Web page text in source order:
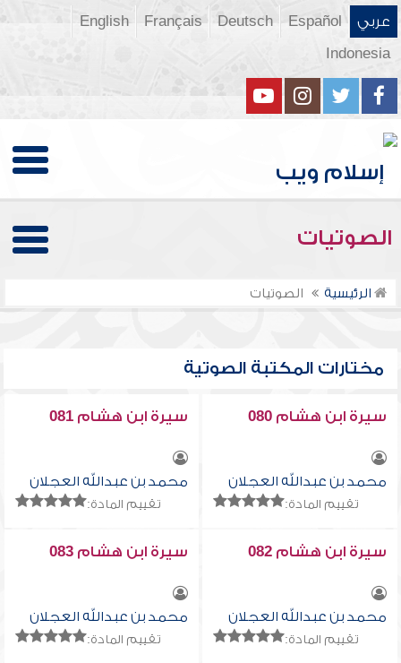
عربي Español
Deutsch
Français
English
Indonesia
الصوتيات
الرئيسية الصوتيات
مختارات المكتبة الصوتية
سيرة ابن هشام 080
محمد بن عبدالله العجلان
تقييم المادة:
سيرة ابن هشام 081
محمد بن عبدالله العجلان
تقييم المادة:
سيرة ابن هشام 082
محمد بن عبدالله العجلان
تقييم المادة:
سيرة ابن هشام 083
محمد بن عبدالله العجلان
تقييم المادة: